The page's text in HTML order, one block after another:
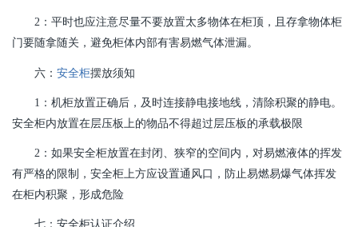
2：平时也应注意尽量不要放置太多物体在柜顶，且存拿物体柜
门要随拿随关，避免柜体内部有害易燃气体泄漏。
六： 安全柜摆放须知
1：机柜放置正确后，及时连接静电接地线，清除积聚的静电。
安全柜内放置在层压板上的物品不得超过层压板的承载极限
2：如果安全柜放置在封闭、狭窄的空间内，对易燃液体的挥发
有严格的限制，安全柜上方应设置通风口，防止易燃易爆气体挥发
在柜内积聚，形成危险
七：安全柜认证介绍